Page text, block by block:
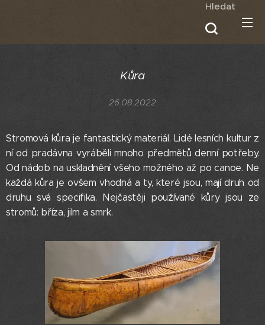
Hledat
Kůra
26.08.2022
Stromová kůra je fantastický materiál. Lidé lesních kultur z
ní od pradávna vyráběli mnoho předmětů denní potřeby.
Od nádob na uskladnění všeho možného až po canoe. Ne
každá kůra je ovšem vhodná a ty, které jsou, mají druh od
druhu svá specifika. Nejčastěji používané kůry jsou ze
stromů: bříza, jilm a smrk.